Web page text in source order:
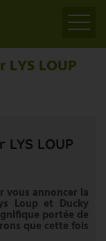
LOUP
LOUP
vous annoncer la
Loup et Ducky
portée de
que cette fois